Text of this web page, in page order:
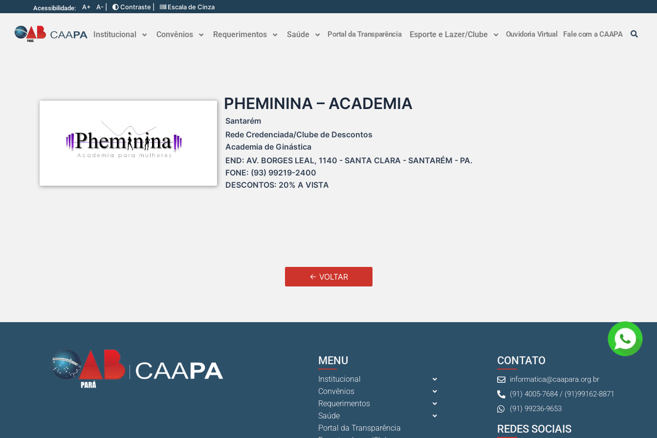
Acessibilidade: A+ A- | Contraste | Escala de Cinza
Institucional Convênios Requerimentos Saúde Portal da Transparência Esporte e Lazer/Clube Ouvidoria Virtual Fale com a CAAPA
PHEMININA – ACADEMIA
Santarém
Rede Credenciada/Clube de Descontos
Academia de Ginástica
END: AV. BORGES LEAL, 1140 - SANTA CLARA - SANTARÉM - PA.
FONE: (93) 99219-2400
DESCONTOS: 20% A VISTA
← VOLTAR
MENU
Institucional
Convênios
Requerimentos
Saúde
Portal da Transparência
CONTATO
informatica@caapara.org.br
(91) 4005-7684 / (91)99162-8871
(91) 99236-9653
REDES SOCIAIS